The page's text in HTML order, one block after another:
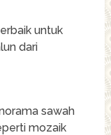
untuk
dari
sawah
mozaik